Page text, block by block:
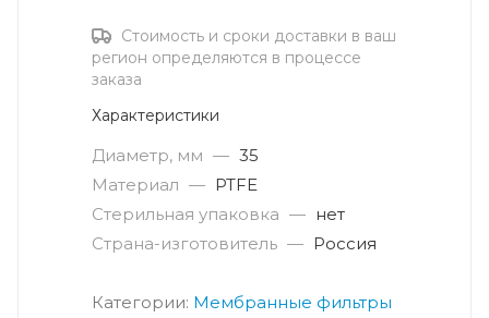
Стоимость и сроки доставки в ваш
регион определяются в процессе
заказа
Характеристики
Диаметр, мм — 35
Материал — PTFE
Стерильная упаковка — нет
Страна-изготовитель — Россия
Категории: Мембранные фильтры